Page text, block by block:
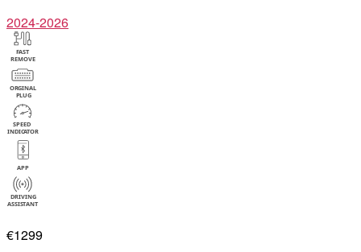
2024-2026
€1299